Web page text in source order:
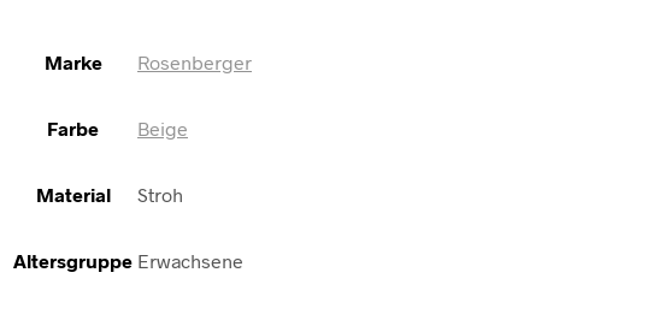
Marke Rosenberger
Farbe Beige
Material Stroh
Altersgruppe Erwachsene